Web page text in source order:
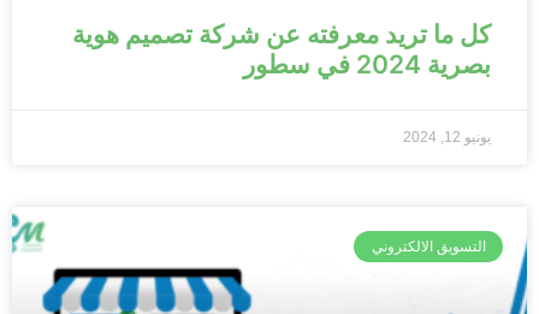
كل ما تريد معرفته عن شركة تصميم هوية
بصرية 2024 في سطور
يونيو 12, 2024
التسويق الالكتروني